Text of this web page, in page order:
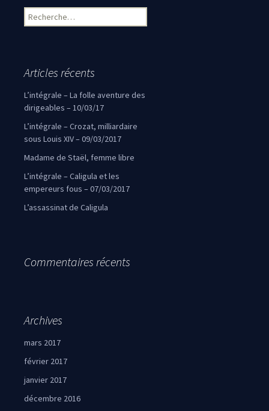
Rechercher :
Articles récents
L’intégrale – La folle aventure des
dirigeables – 10/03/17
L’intégrale – Crozat, milliardaire
sous Louis XIV – 09/03/2017
Madame de Staël, femme libre
L’intégrale – Caligula et les
empereurs fous – 07/03/2017
L’assassinat de Caligula
Commentaires récents
Archives
mars 2017
février 2017
janvier 2017
décembre 2016